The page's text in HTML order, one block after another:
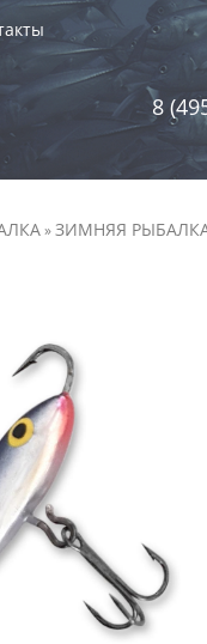
8
»ЗИМНЯЯ